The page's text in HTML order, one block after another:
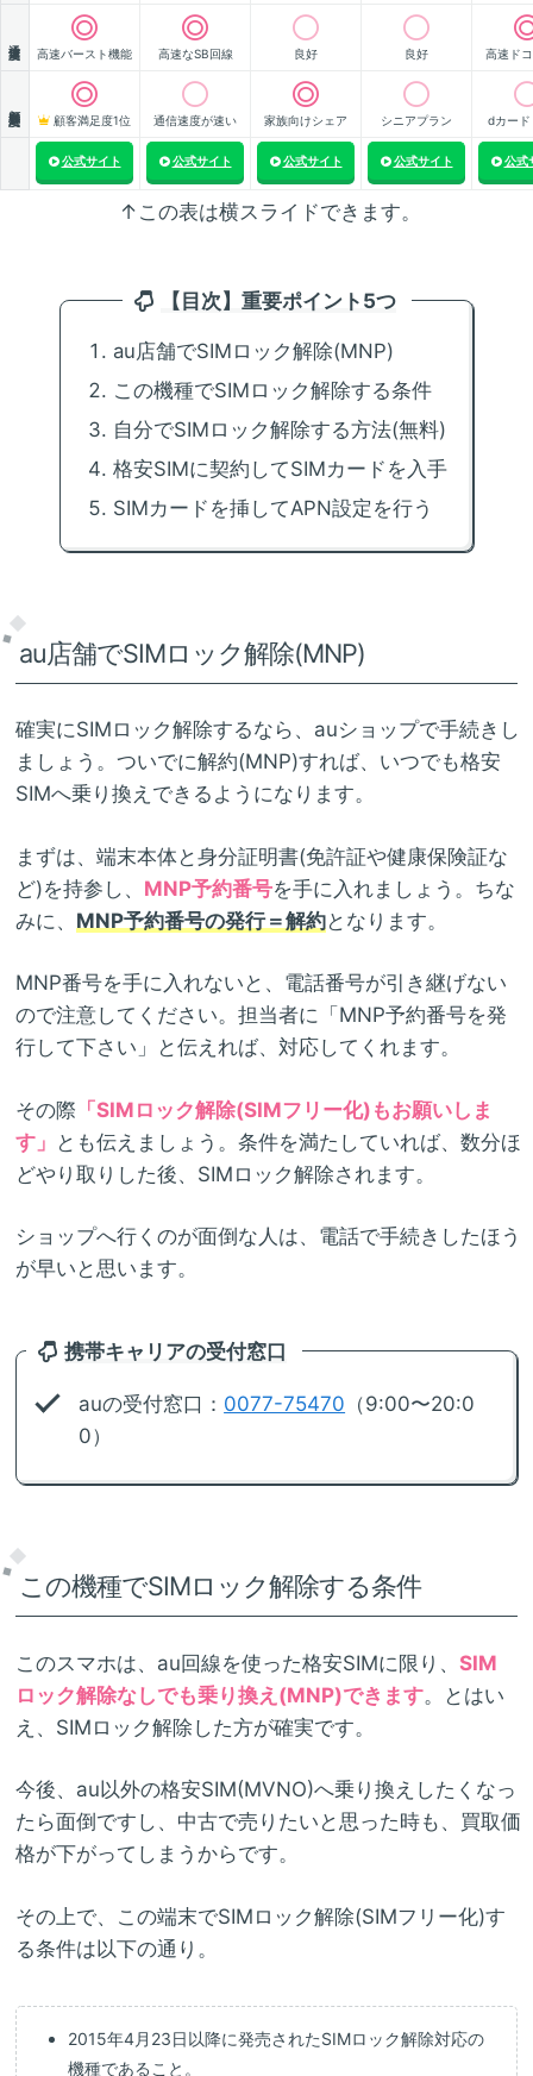
高速バースト機能 高速なSB回線 良好 良好 高速ド
顧客満足度1位 通信速度が速い 家族向けシェア シニアプラン dカード
公式サイト 公式サイト 公式サイト 公式サイト 公式
↑この表は横スライドできます。
【目次】重要ポイント5つ
au店舗でSIMロック解除(MNP)
この機種でSIMロック解除する条件
自分でSIMロック解除する方法(無料)
格安SIMに契約してSIMカードを入手
SIMカードを挿してAPN設定を行う
au店舗でSIMロック解除(MNP)
確実にSIMロック解除するなら、auショップで手続きし
ましょう。ついでに解約(MNP)すれば、いつでも格安
SIMへ乗り換えできるようになります。
まずは、端末本体と身分証明書(免許証や健康保険証な
ど)を持参し、 MNP予約番号を手に入れましょう。ちな
みに、 MNP予約番号の発行＝解約となります。
MNP番号を手に入れないと、電話番号が引き継げない
ので注意してください。担当者に「MNP予約番号を発
行して下さい」と伝えれば、対応してくれます。
その際 「SIMロック解除(SIMフリー化)もお願いしま
す」 とも伝えましょう。条件を満たしていれば、数分ほ
どやり取りした後、SIMロック解除されます。
ショップへ行くのが面倒な人は、電話で手続きしたほう
が早いと思います。
携帯キャリアの受付窓口
auの受付窓口： 0077-75470 （9:00〜20:0
0）
この機種でSIMロック解除する条件
このスマホは、au回線を使った格安SIMに限り、 SIM
ロック解除なしでも乗り換え(MNP)できます。とはい
え、SIMロック解除した方が確実です。
今後、au以外の格安SIM(MVNO)へ乗り換えしたくなっ
たら面倒ですし、中古で売りたいと思った時も、買取価
格が下がってしまうからです。
その上で、この端末でSIMロック解除(SIMフリー化)す
る条件は以下の通り。
2015年4月23日以降に発売されたSIMロック解除対応の
機種であること。